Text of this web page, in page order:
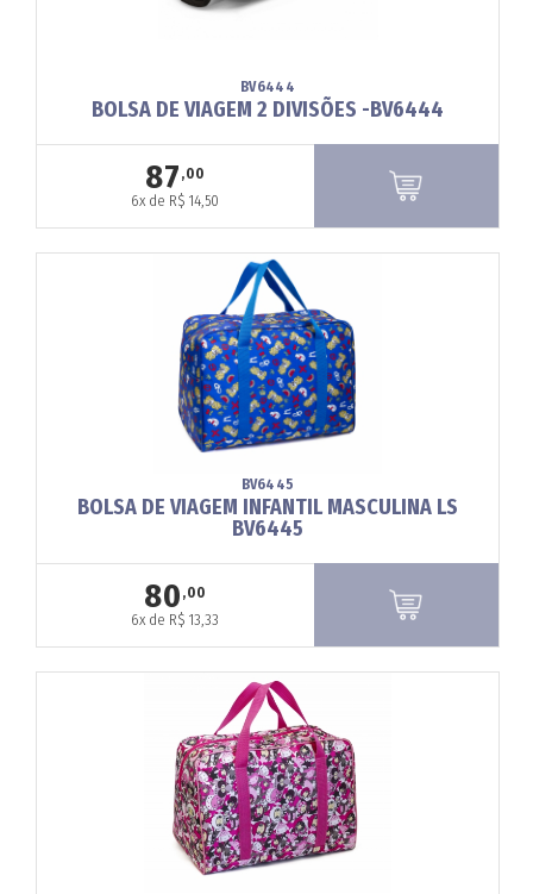
BV6444
BOLSA DE VIAGEM 2 DIVISÕES -BV6444
87 ,00
6x de R$ 14,50
BV6445
BOLSA DE VIAGEM INFANTIL MASCULINA LS
BV6445
80 ,00
6x de R$ 13,33